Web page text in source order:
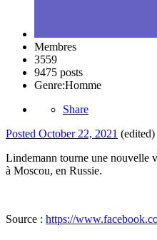
Membres
3559
9475 posts
Genre:Homme
Share
Posted October 22, 2021 (edited)
Lindemann tourne une nouvelle
à Moscou, en Russie.
Source : https://